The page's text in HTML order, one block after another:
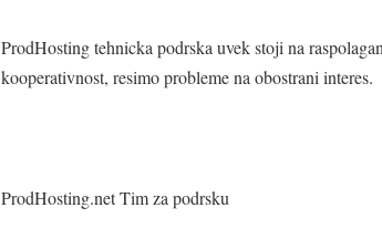
ProdHosting tehnicka podrska uvek stoji na
kooperativnost, resimo probleme na obostrani interes.
ProdHosting.net Tim za podrsku